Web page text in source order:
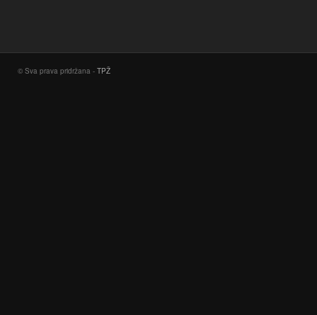
© Sva prava pridržana - TPŽ